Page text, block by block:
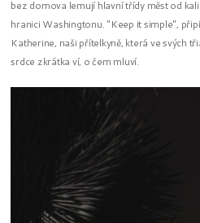
bez domova lemují hlavní třídy měst od
hranici Washingtonu. "Keep it simple",
Katherine, naši přítelkyně, která ve svých
srdce zkrátka ví, o čem mluví.